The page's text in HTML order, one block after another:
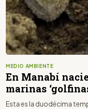
MEDIO AMBIENTE
En Manabí
marinas
Esta es la duodécima